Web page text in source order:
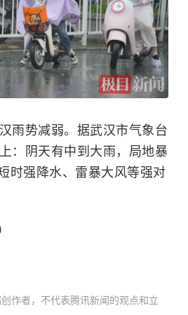
雨势减弱。据武汉市气象台
：阴天有中到大雨，局地暴
时强降水、雷暴大风等强对
作者，不代表腾讯新闻的观点和立